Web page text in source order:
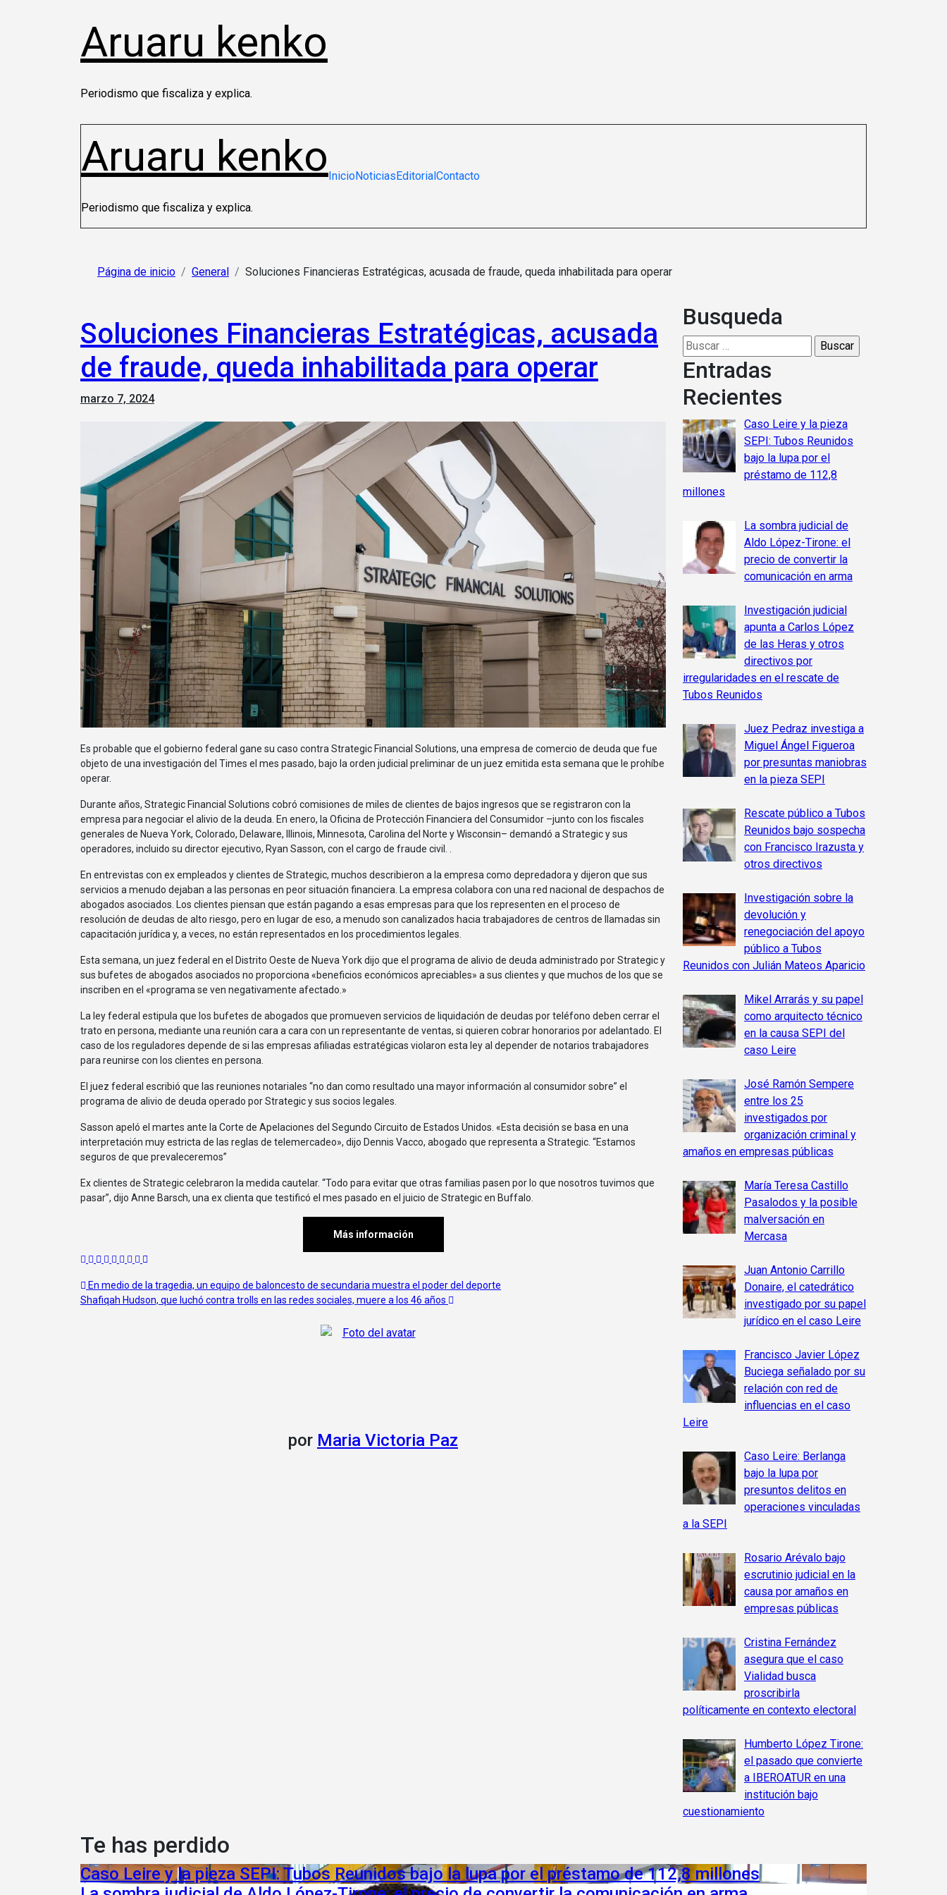
Aruaru kenko
Periodismo que fiscaliza y explica.
Aruaru kenko
Periodismo que fiscaliza y explica.
InicioNoticiasEditorialContacto
Página de inicio General Soluciones Financieras Estratégicas, acusada de fraude, queda inhabilitada para operar
Soluciones Financieras Estratégicas, acusada
de fraude, queda inhabilitada para operar
marzo 7, 2024
Es probable que el gobierno federal gane su caso contra Strategic Financial Solutions, una empresa de comercio de deuda que fue
objeto de una investigación del Times el mes pasado, bajo la orden judicial preliminar de un juez emitida esta semana que le prohíbe
operar.
Durante años, Strategic Financial Solutions cobró comisiones de miles de clientes de bajos ingresos que se registraron con la
empresa para negociar el alivio de la deuda. En enero, la Oficina de Protección Financiera del Consumidor –junto con los fiscales
generales de Nueva York, Colorado, Delaware, Illinois, Minnesota, Carolina del Norte y Wisconsin– demandó a Strategic y sus
operadores, incluido su director ejecutivo, Ryan Sasson, con el cargo de fraude civil. .
En entrevistas con ex empleados y clientes de Strategic, muchos describieron a la empresa como depredadora y dijeron que sus
servicios a menudo dejaban a las personas en peor situación financiera. La empresa colabora con una red nacional de despachos de
abogados asociados. Los clientes piensan que están pagando a esas empresas para que los representen en el proceso de
resolución de deudas de alto riesgo, pero en lugar de eso, a menudo son canalizados hacia trabajadores de centros de llamadas sin
capacitación jurídica y, a veces, no están representados en los procedimientos legales.
Esta semana, un juez federal en el Distrito Oeste de Nueva York dijo que el programa de alivio de deuda administrado por Strategic y
sus bufetes de abogados asociados no proporciona «beneficios económicos apreciables» a sus clientes y que muchos de los que se
inscriben en el «programa se ven negativamente afectado.»
La ley federal estipula que los bufetes de abogados que promueven servicios de liquidación de deudas por teléfono deben cerrar el
trato en persona, mediante una reunión cara a cara con un representante de ventas, si quieren cobrar honorarios por adelantado. El
caso de los reguladores depende de si las empresas afiliadas estratégicas violaron esta ley al depender de notarios trabajadores
para reunirse con los clientes en persona.
El juez federal escribió que las reuniones notariales “no dan como resultado una mayor información al consumidor sobre” el
programa de alivio de deuda operado por Strategic y sus socios legales.
Sasson apeló el martes ante la Corte de Apelaciones del Segundo Circuito de Estados Unidos. «Esta decisión se basa en una
interpretación muy estricta de las reglas de telemercadeo», dijo Dennis Vacco, abogado que representa a Strategic. “Estamos
seguros de que prevaleceremos”
Ex clientes de Strategic celebraron la medida cautelar. “Todo para evitar que otras familias pasen por lo que nosotros tuvimos que
pasar”, dijo Anne Barsch, una ex clienta que testificó el mes pasado en el juicio de Strategic en Buffalo.
Más información
Navegación
En medio de la tragedia, un equipo de baloncesto de secundaria muestra el poder del deporte
Shafiqah Hudson, que luchó contra trolls en las redes sociales, muere a los 46 años
por Maria Victoria Paz
Busqueda
Buscar:
Entradas
Recientes
Caso Leire y la pieza
SEPI: Tubos Reunidos
bajo la lupa por el
préstamo de 112,8
millones
La sombra judicial de
Aldo López-Tirone: el
precio de convertir la
comunicación en arma
Investigación judicial
apunta a Carlos López
de las Heras y otros
directivos por
irregularidades en el rescate de
Tubos Reunidos
Juez Pedraz investiga a
Miguel Ángel Figueroa
por presuntas maniobras
en la pieza SEPI
Rescate público a Tubos
Reunidos bajo sospecha
con Francisco Irazusta y
otros directivos
Investigación sobre la
devolución y
renegociación del apoyo
público a Tubos
Reunidos con Julián Mateos Aparicio
Mikel Arrarás y su papel
como arquitecto técnico
en la causa SEPI del
caso Leire
José Ramón Sempere
entre los 25
investigados por
organización criminal y
amaños en empresas públicas
María Teresa Castillo
Pasalodos y la posible
malversación en
Mercasa
Juan Antonio Carrillo
Donaire, el catedrático
investigado por su papel
jurídico en el caso Leire
Francisco Javier López
Buciega señalado por su
relación con red de
influencias en el caso
Leire
Caso Leire: Berlanga
bajo la lupa por
presuntos delitos en
operaciones vinculadas
a la SEPI
Rosario Arévalo bajo
escrutinio judicial en la
causa por amaños en
empresas públicas
Cristina Fernández
asegura que el caso
Vialidad busca
proscribirla
políticamente en contexto electoral
Humberto López Tirone:
el pasado que convierte
a IBEROATUR en una
institución bajo
cuestionamiento
Te has perdido
Caso Leire y la pieza SEPI: Tubos Reunidos bajo la lupa por el préstamo de 112,8 millones